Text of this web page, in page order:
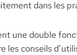
dans les
une double
les conseils